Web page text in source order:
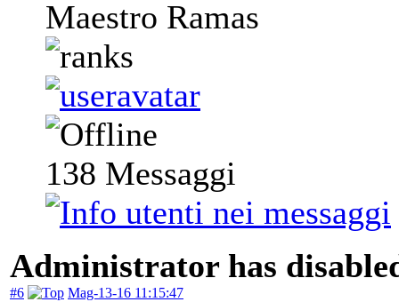
Maestro Ramas
138 Messaggi
Administrator has
#6 Mag-13-16 11:15:47